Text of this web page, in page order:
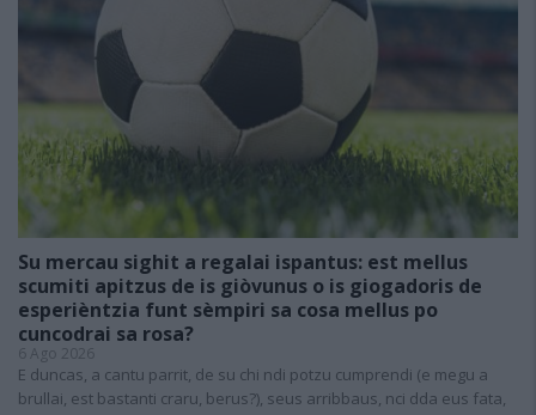
Su mercau sighit a regalai ispantus: est mellus
scumiti apitzus de is giòvunus o is giogadoris de
esperièntzia funt sèmpiri sa cosa mellus po
cuncodrai sa rosa?
6 Ago 2026
E duncas, a cantu parrit, de su chi ndi potzu cumprendi (e megu a
brullai, est bastanti craru, berus?), seus arribbaus, nci dda eus fata,